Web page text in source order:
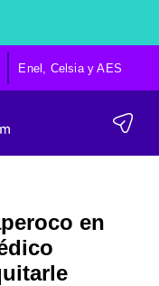
Enel, Celsia y AES
en